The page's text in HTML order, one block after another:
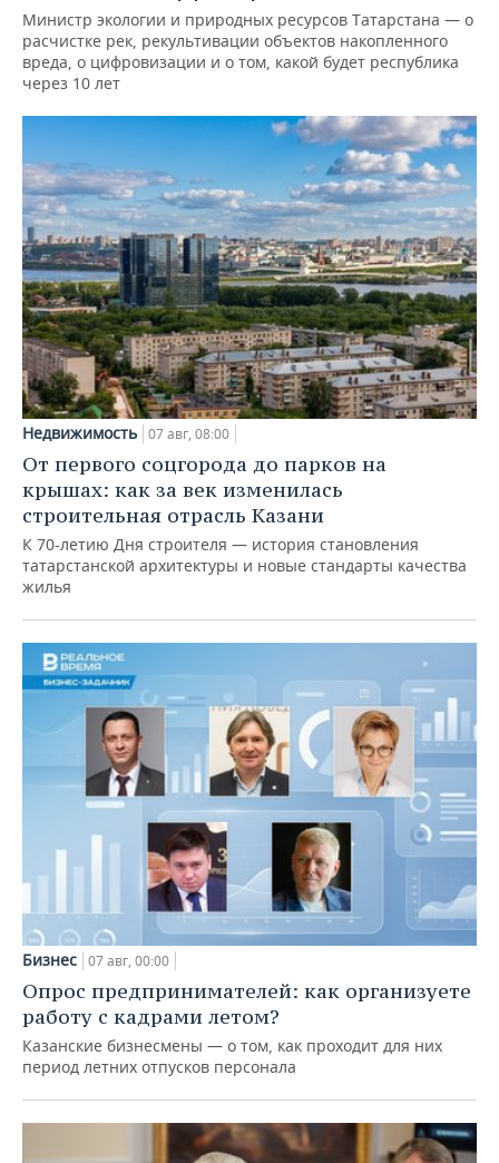
Министр экологии и природных ресурсов Татарстана — о
расчистке рек, рекультивации объектов накопленного
вреда, о цифровизации и о том, какой будет республика
через 10 лет
Недвижимость 07 авг, 08:00
От первого соцгорода до парков на
крышах: как за век изменилась
строительная отрасль Казани
К 70-летию Дня строителя — история становления
татарстанской архитектуры и новые стандарты качества
жилья
Бизнес 07 авг, 00:00
Опрос предпринимателей: как организуете
работу с кадрами летом?
Казанские бизнесмены — о том, как проходит для них
период летних отпусков персонала